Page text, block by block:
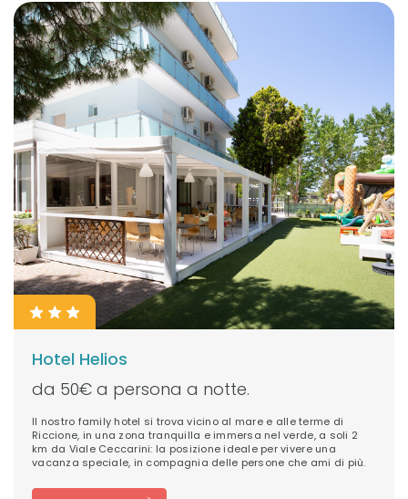
Hotel Helios
da 50€ a persona a notte.
Il nostro family hotel si trova vicino al mare e alle terme di
Riccione, in una zona tranquilla e immersa nel verde, a soli 2
km da Viale Ceccarini: la posizione ideale per vivere una
vacanza speciale, in compagnia delle persone che ami di più.